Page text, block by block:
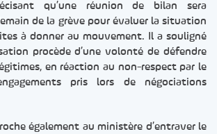
qu’une réunion de bilan sera
de la grève pour évaluer la situation
à donner au mouvement. Il a souligné
procède d’une volonté de défendre
en réaction au non-respect par le
pris lors de négociations
également au ministère d’entraver le